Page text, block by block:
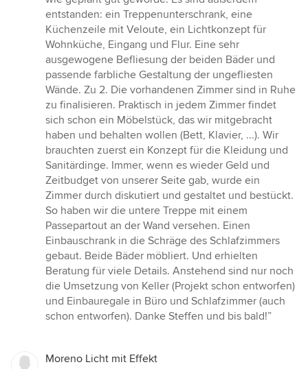
entstanden: ein Treppenunterschrank, eine
Küchenzeile mit Veloute, ein Lichtkonzept für
Wohnküche, Eingang und Flur. Eine sehr
ausgewogene Befliesung der beiden Bäder und
passende farbliche Gestaltung der ungefliesten
Wände. Zu 2. Die vorhandenen Zimmer sind in Ruhe
zu finalisieren. Praktisch in jedem Zimmer findet
sich schon ein Möbelstück, das wir mitgebracht
haben und behalten wollen (Bett, Klavier, ...). Wir
brauchten zuerst ein Konzept für die Kleidung und
Sanitärdinge. Immer, wenn es wieder Geld und
Zeitbudget von unserer Seite gab, wurde ein
Zimmer durch diskutiert und gestaltet und bestückt.
So haben wir die untere Treppe mit einem
Passepartout an der Wand versehen. Einen
Einbauschrank in die Schräge des Schlafzimmers
gebaut. Beide Bäder möbliert. Und erhielten
Beratung für viele Details. Anstehend sind nur noch
die Umsetzung von Keller (Projekt schon entworfen)
und Einbauregale in Büro und Schlafzimmer (auch
schon entworfen). Danke Steffen und bis bald!”
Moreno Licht mit Effekt